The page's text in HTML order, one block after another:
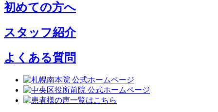
初めての方へ
スタッフ紹介
よくある質問